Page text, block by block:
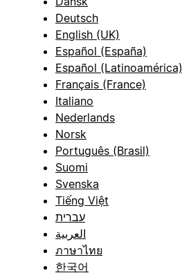
Deutsch
English (UK)
Español (España)
Español (Latinoamérica)
Français (France)
Italiano
Nederlands
Norsk
Português (Brasil)
Suomi
Svenska
Tiếng Việt
עברית
العربية
ภาษาไทย
한국어